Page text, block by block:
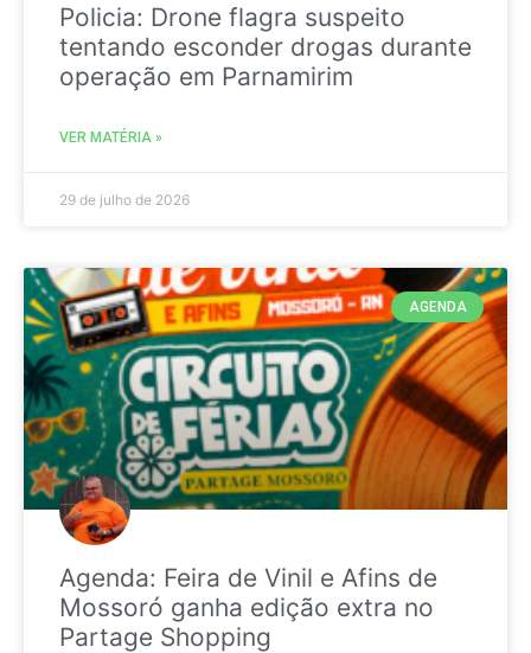
Policia: Drone flagra suspeito
tentando esconder drogas durante
operação em Parnamirim
VER MATÉRIA »
29 de julho de 2026
AGENDA
Agenda: Feira de Vinil e Afins de
Mossoró ganha edição extra no
Partage Shopping